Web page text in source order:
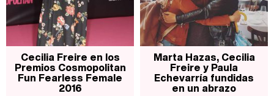
Cecilia Freire en los
Premios Cosmopolitan
Fun Fearless Female
2016
Marta Hazas, Cecilia
Freire y Paula
Echevarría fundidas
en un abrazo